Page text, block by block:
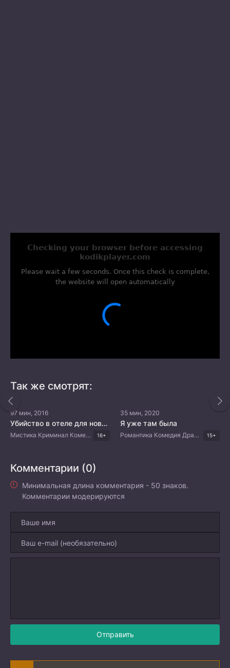
Так же смотрят:
97 мин, 2016
Убийство в отеле для новобрачных
Мистика Криминал Комедия Китайские дорамы 16+
35 мин, 2020
Я уже там была
Романтика Комедия Драма Корейские дорамы 15+
Комментарии (0)
Минимальная длина комментария - 50 знаков.
Комментарии модерируются
Отправить